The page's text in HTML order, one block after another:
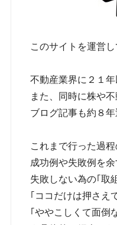
このサイトを運営し
不動産業界に２１年
また、同時に株や不
ブログ記事も約８年
これまで行った過程
成功例や失敗例を余
失敗しない為の｢取組
｢ココだけは押さえて
｢ややこしくて面倒な